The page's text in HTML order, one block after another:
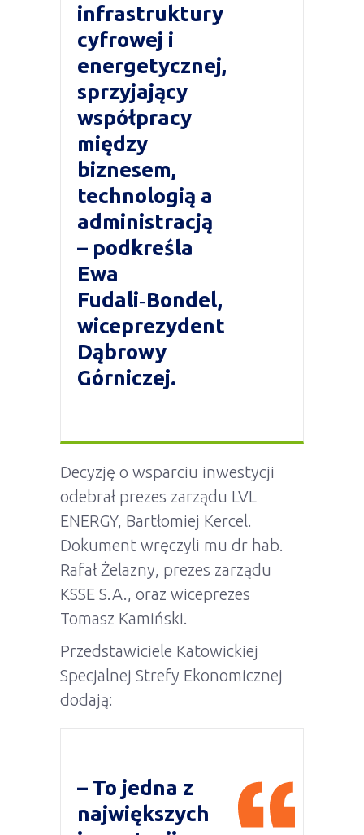
infrastruktury
cyfrowej i
energetycznej,
sprzyjający
współpracy
między
biznesem,
technologią a
administracją
– podkreśla
Ewa
Fudali‑Bondel,
wiceprezydent
Dąbrowy
Górniczej.
Decyzję o wsparciu inwestycji
odebrał prezes zarządu LVL
ENERGY, Bartłomiej Kercel.
Dokument wręczyli mu dr hab.
Rafał Żelazny, prezes zarządu
KSSE S.A., oraz wiceprezes
Tomasz Kamiński.
Przedstawiciele Katowickiej
Specjalnej Strefy Ekonomicznej
dodają:
– To jedna z
największych